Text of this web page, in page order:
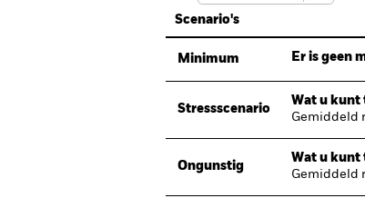
Scenario's
Minimum Er is geen
Stressscenario
Wat u kunt
Gemiddeld
Ongunstig
Wat u kunt
Gemiddeld